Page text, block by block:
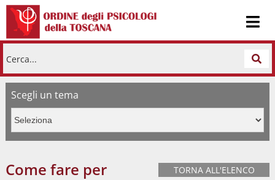
Cerca...
Scegli un tema
Come fare per TORNA ALL'ELENCO